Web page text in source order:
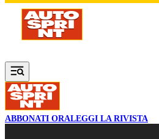
Vai al contenuto principale
ABBONATI ORALEGGI LA RIVISTA